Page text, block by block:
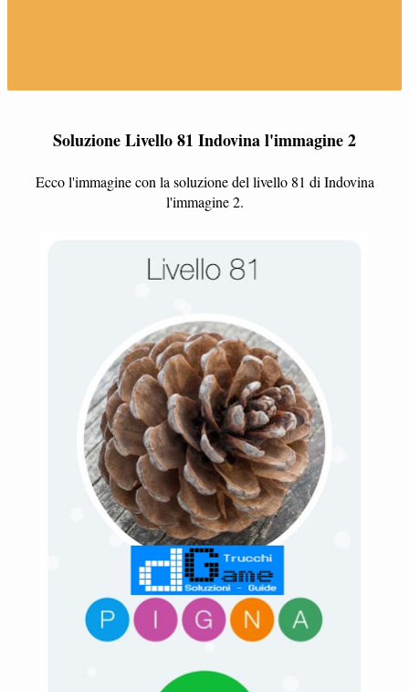
Soluzione Livello 81 Indovina l'immagine 2
Ecco l'immagine con la soluzione del livello 81 di Indovina
l'immagine 2.